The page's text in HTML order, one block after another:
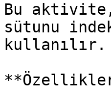
Bu
sütunu
kullanılır.